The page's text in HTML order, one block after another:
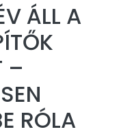
ÁLL A
–
RÓLA